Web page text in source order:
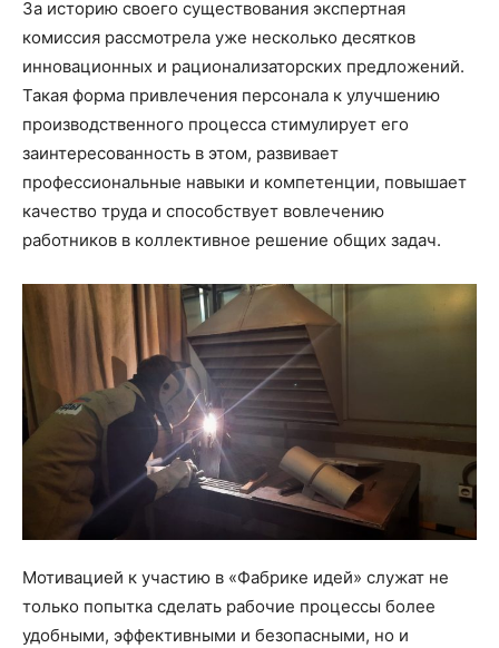
За историю своего существования экспертная
комиссия рассмотрела уже несколько десятков
инновационных и рационализаторских предложений.
Такая форма привлечения персонала к улучшению
производственного процесса стимулирует его
заинтересованность в этом, развивает
профессиональные навыки и компетенции, повышает
качество труда и способствует вовлечению
работников в коллективное решение общих задач.
Мотивацией к участию в «Фабрике идей» служат не
только попытка сделать рабочие процессы более
удобными, эффективными и безопасными, но и